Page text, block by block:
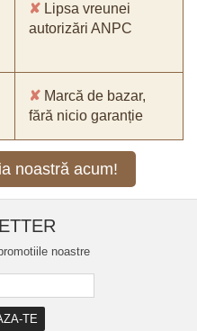
✘ Lipsa vreunei
autorizări ANPC
✘ Marcă de bazar,
fără nicio garanție
noastră acum!
noastre